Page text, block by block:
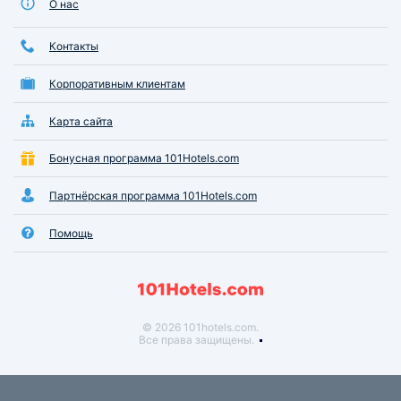
О нас
Контакты
Корпоративным клиентам
Карта сайта
Бонусная программа 101Hotels.com
Партнёрская программа 101Hotels.com
Помощь
© 2026 101hotels.com.
Все права защищены.